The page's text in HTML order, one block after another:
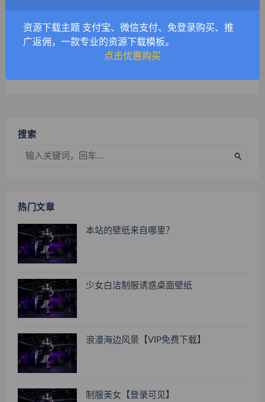
网站
搜索
热门文章
本站的壁纸来自哪里？
少女白洁制服诱惑桌面壁纸
浪漫海边风景【VIP免费下载】
制服美女【登录可见】
资源下载主题 支付宝、微信支付、免登录购买、推
广返佣，一款专业的资源下载模板。
点击优惠购买